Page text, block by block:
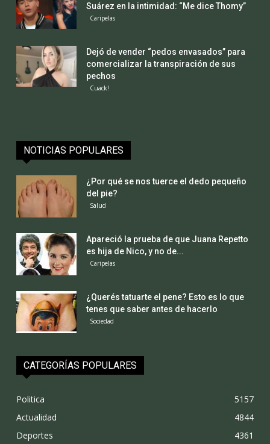
Suárez en la intimidad: “Me dice Thomy”
Caripelas
Dejó de vender “pedos envasados” para
comercializar la transpiración de sus
pechos
Cuack!
NOTICIAS POPULARES
¿Por qué se nos tuerce el dedo pequeño
del pie?
Salud
Apareció la prueba de que Juana Repetto
es hija de Nico, y no de...
Caripelas
¿Querés tatuarte el pene? Esto es lo que
tenes que saber antes de hacerlo
Sociedad
CATEGORÍAS POPULARES
Politica
5157
Actualidad
4844
Deportes
4361